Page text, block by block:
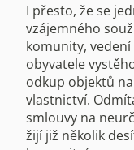
I přesto, že se
vzájemného
komunity,
obyvatele
odkup objektů
vlastnictví.
smlouvy na
žijí již několik